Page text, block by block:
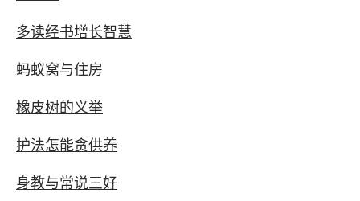
多读经书增长智慧
蚂蚁窝与住房
橡皮树的义举
护法怎能贪供养
身教与常说三好